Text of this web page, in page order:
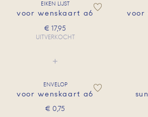
EIKEN LIJST
voor wenskaart a6
€ 17,95
UITVERKOCHT
voor
ENVELOP
voor wenskaart a6
€ 0,75